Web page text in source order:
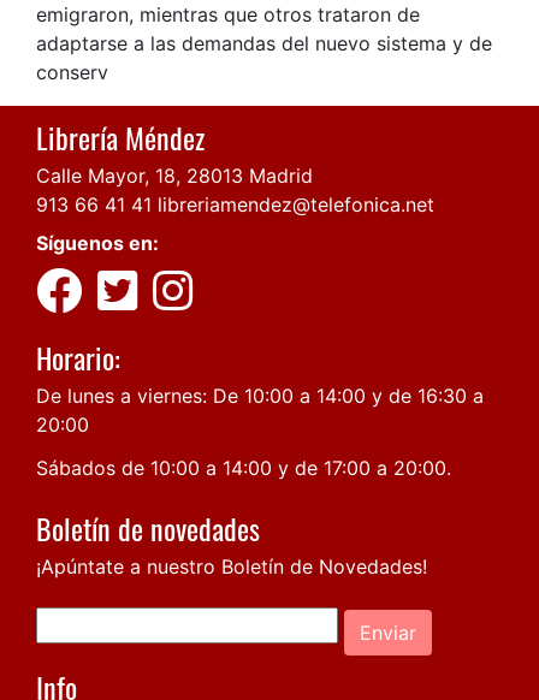
emigraron, mientras que otros trataron de
adaptarse a las demandas del nuevo sistema y de
conserv
Librería Méndez
Calle Mayor, 18, 28013 Madrid
913 66 41 41 libreriamendez@telefonica.net
Síguenos en:
Horario:
De lunes a viernes: De 10:00 a 14:00 y de 16:30 a
20:00
Sábados de 10:00 a 14:00 y de 17:00 a 20:00.
Boletín de novedades
¡Apúntate a nuestro Boletín de Novedades!
Enviar
Info